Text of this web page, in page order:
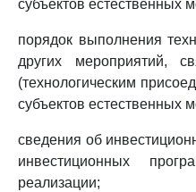
субъектов естественных
порядок выполнения
других мероприятий,
(технологическим
субъектов естественных
сведения об
инвестиционных
реализации;